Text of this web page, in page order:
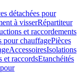
détachées pour
à visserRépartiteur
et raccordements
pour chauffagePièces
AccessoiresIsolations
et raccordsEtanchéités